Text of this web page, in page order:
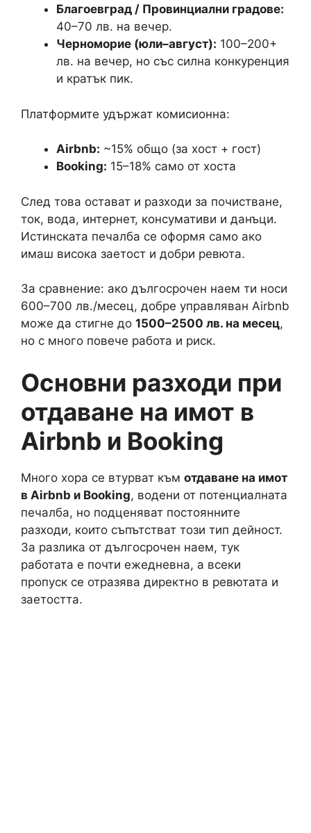
Благоевград / Провинциални градове:
40–70 лв. на вечер.
Черноморие (юли–август): 100–200+
лв. на вечер, но със силна конкуренция
и кратък пик.
Платформите удържат комисионна:
Airbnb: ~15% общо (за хост + гост)
Booking: 15–18% само от хоста
След това остават и разходи за почистване,
ток, вода, интернет, консумативи и данъци.
Истинската печалба се оформя само ако
имаш висока заетост и добри ревюта.
За сравнение: ако дългосрочен наем ти носи
600–700 лв./месец, добре управляван Airbnb
може да стигне до 1500–2500 лв. на месец,
но с много повече работа и риск.
Основни разходи при
отдаване на имот в
Airbnb и Booking
Много хора се втурват към отдаване на имот
в Airbnb и Booking, водени от потенциалната
печалба, но подценяват постоянните
разходи, които съпътстват този тип дейност.
За разлика от дългосрочен наем, тук
работата е почти ежедневна, а всеки
пропуск се отразява директно в ревютата и
заетостта.